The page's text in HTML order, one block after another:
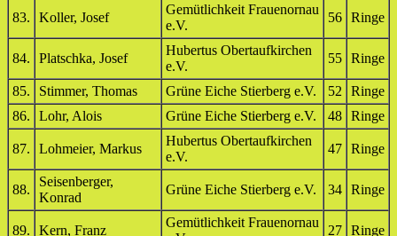
83. Koller, Josef
Gemütlichkeit Frauenornau
e.V.
56 Ringe
84. Platschka, Josef
Hubertus Obertaufkirchen
e.V.
55 Ringe
85. Stimmer, Thomas Grüne Eiche Stierberg e.V. 52
Ringe
86.
Lohr, Alois Grüne Eiche Stierberg e.V. 48 Ringe
87. Lohmeier, Markus
Hubertus Obertaufkirchen
e.V.
47 Ringe
88.
Seisenberger,
Konrad
Grüne Eiche Stierberg e.V. 34 Ringe
89. Kern, Franz
Gemütlichkeit Frauenornau
27 Ringe